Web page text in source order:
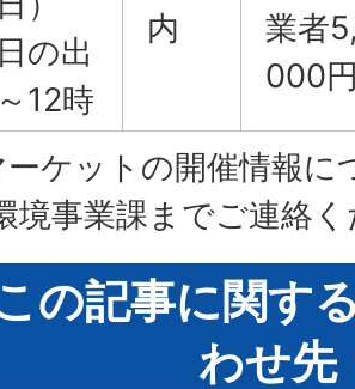
日の出
～12時
内
業者
000
ケットの開催情報に
境事業課までご連絡
の記事に関す
わせ先